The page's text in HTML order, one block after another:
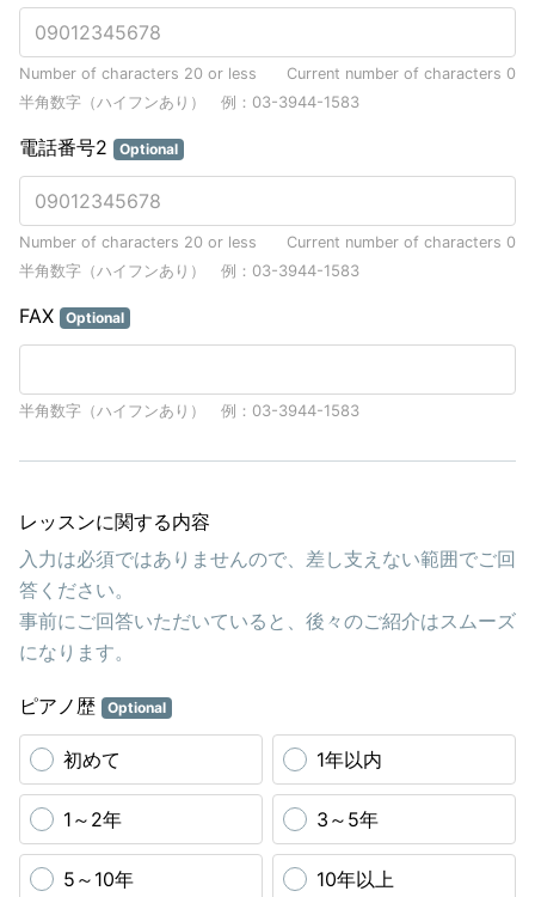
Number of characters 20 or less Current number of characters 0
半角数字（ハイフンあり） 例：03-3944-1583
電話番号2 Optional
Number of characters 20 or less Current number of characters 0
半角数字（ハイフンあり） 例：03-3944-1583
FAX Optional
半角数字（ハイフンあり） 例：03-3944-1583
レッスンに関する内容
入力は必須ではありませんので、差し支えない範囲でご回
答ください。
事前にご回答いただいていると、後々のご紹介はスムーズ
になります。
ピアノ歴 Optional
初めて 1年以内
1～2年 3～5年
5～10年 10年以上